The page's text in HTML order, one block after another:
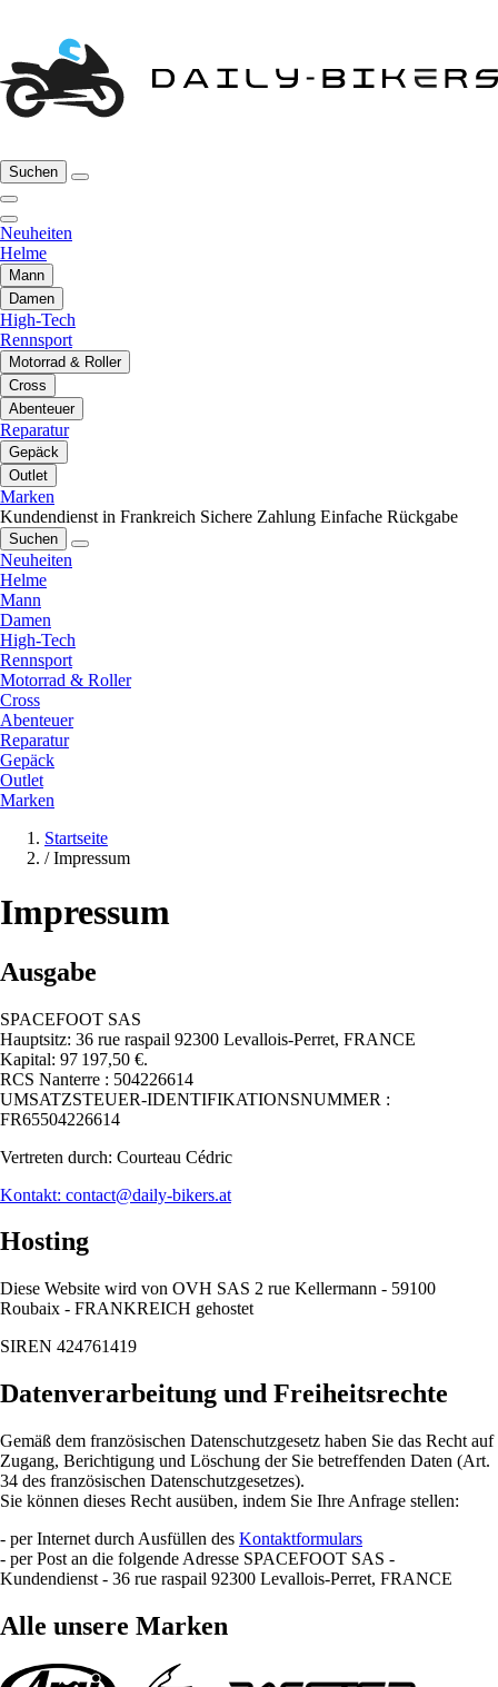
Suchen
Neuheiten
Helme
Mann
Damen
High-Tech
Rennsport
Motorrad & Roller
Cross
Abenteuer
Reparatur
Gepäck
Outlet
Marken
Kundendienst in Frankreich Sichere Zahlung Einfache Rückgabe
Suchen
Neuheiten
Helme
Mann
Damen
High-Tech
Rennsport
Motorrad & Roller
Cross
Abenteuer
Reparatur
Gepäck
Outlet
Marken
Startseite
/ Impressum
Impressum
Ausgabe
SPACEFOOT SAS
Hauptsitz: 36 rue raspail 92300 Levallois-Perret, FRANCE
Kapital: 97 197,50 €.
RCS Nanterre : 504226614
UMSATZSTEUER-IDENTIFIKATIONSNUMMER :
FR65504226614
Vertreten durch: Courteau Cédric
Kontakt: contact@daily-bikers.at
Hosting
Diese Website wird von OVH SAS 2 rue Kellermann - 59100
Roubaix - FRANKREICH gehostet
SIREN 424761419
Datenverarbeitung und Freiheitsrechte
Gemäß dem französischen Datenschutzgesetz haben Sie das Recht auf
Zugang, Berichtigung und Löschung der Sie betreffenden Daten (Art.
34 des französischen Datenschutzgesetzes).
Sie können dieses Recht ausüben, indem Sie Ihre Anfrage stellen:
- per Internet durch Ausfüllen des Kontaktformulars
- per Post an die folgende Adresse SPACEFOOT SAS -
Kundendienst - 36 rue raspail 92300 Levallois-Perret, FRANCE
Alle unsere Marken